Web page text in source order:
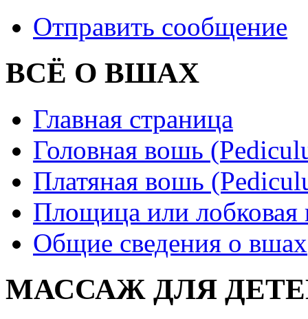
Отправить сообщение
ВСЁ О ВШАХ
Главная страница
Головная вошь
Платяная вошь
Площица или
Общие сведения о вшах
МАССАЖ ДЛЯ